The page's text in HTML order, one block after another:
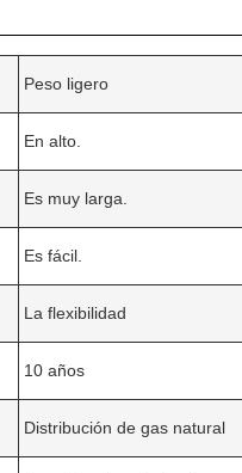
Peso ligero
En alto.
Es muy larga.
Es fácil.
La flexibilidad
10 años
Distribución de gas natural